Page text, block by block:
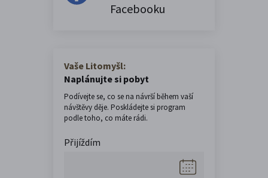
Facebooku
Vaše Litomyšl:
Naplánujte si pobyt
Podívejte se, co se na návrší během vaší
návštěvy děje. Poskládejte si program
podle toho, co máte rádi.
Přijíždím